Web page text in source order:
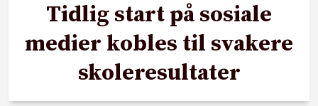
Tidlig start på sosiale
medier kobles til svakere
skoleresultater